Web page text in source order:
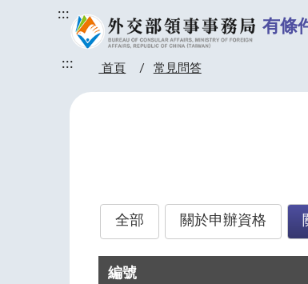
:::
有條
::: 首頁 常見問答
全部 關於申辦資格
編號